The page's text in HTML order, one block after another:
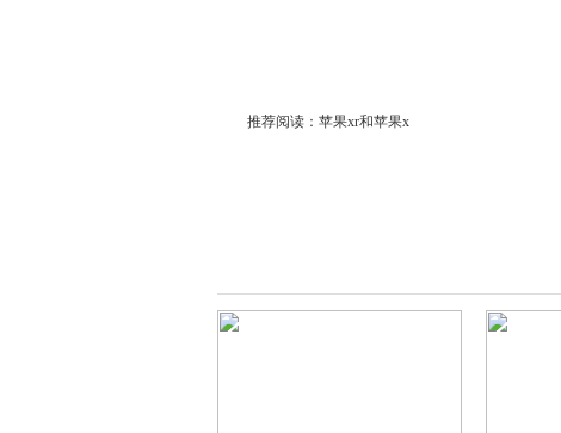
推荐阅读： 苹果xr和苹果x